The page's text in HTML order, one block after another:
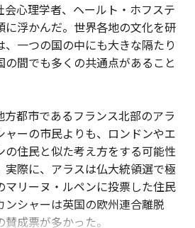
会心理学者、ヘールト・ホフステ
に浮かんだ。世界各地の文化を研
一つの国の中にも大きな隔たり
間でも多くの共通点があること
都市であるフランス北部のアラ
ャーの市民よりも、ロンドンやエ
の住民と似た考え方をする可能性
際に、アラスは仏大統領選で極
マリーヌ・ルペンに投票した住民
ンシャーは英国の欧州連合離脱
賛成票が多かった。